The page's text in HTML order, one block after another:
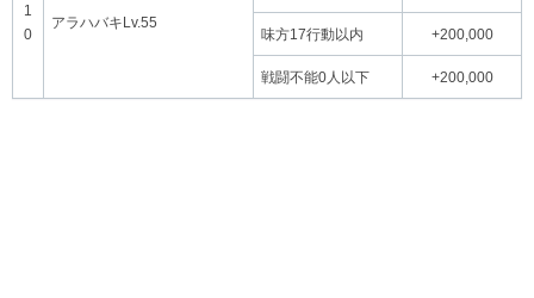
1
0
アラハバキLv.55
味方17行動以内 +200,000
戦闘不能0人以下 +200,000